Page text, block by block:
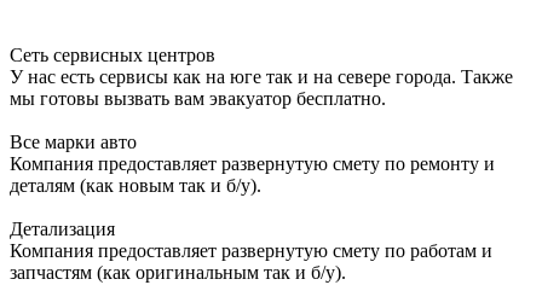
Сеть сервисных центров
У нас есть сервисы как на юге так и на севере города. Также
мы готовы вызвать вам эвакуатор бесплатно.
Все марки авто
Компания предоставляет развернутую смету по ремонту и
деталям (как новым так и б/у).
Детализация
Компания предоставляет развернутую смету по работам и
запчастям (как оригинальным так и б/у).